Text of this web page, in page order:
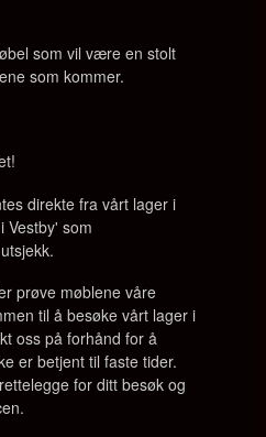
som vil være en stolt
som kommer.
direkte fra vårt lager i
Vestby' som
prøve møblene våre
til å besøke vårt lager i
oss på forhånd for å
er betjent til faste tider.
for ditt besøk og